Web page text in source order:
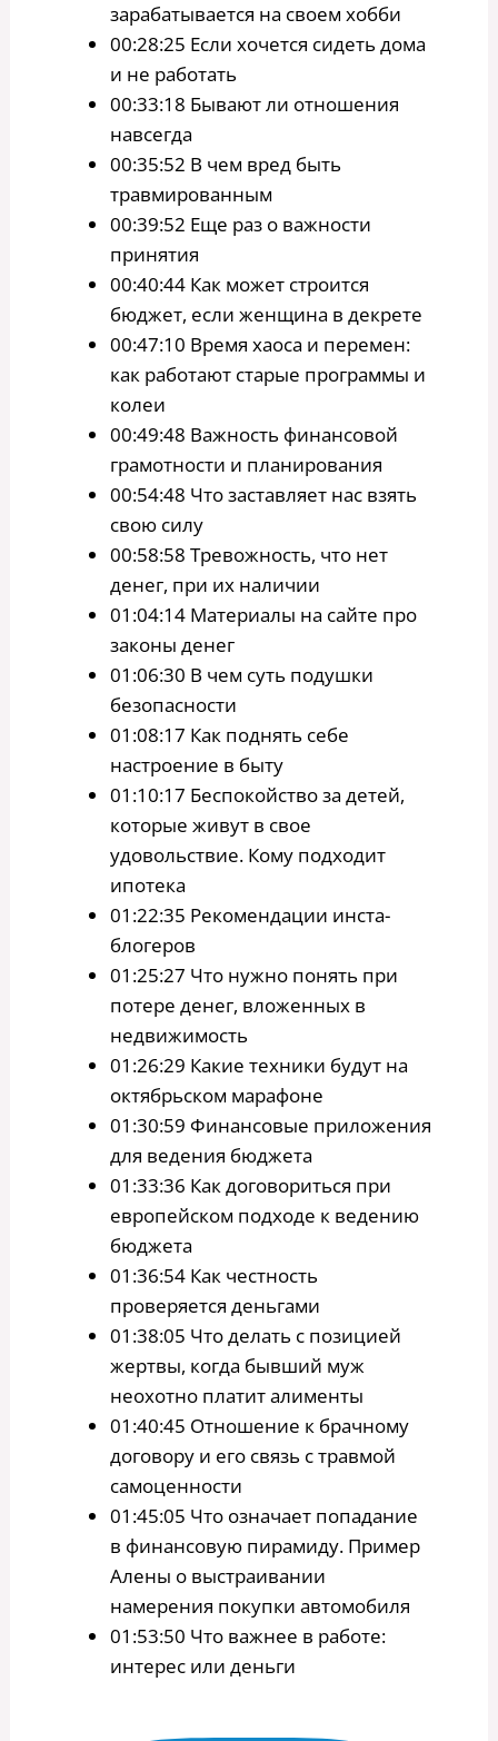
зарабатывается на своем хобби
00:28:25 Если хочется сидеть дома
и не работать
00:33:18 Бывают ли отношения
навсегда
00:35:52 В чем вред быть
травмированным
00:39:52 Еще раз о важности
принятия
00:40:44 Как может строится
бюджет, если женщина в декрете
00:47:10 Время хаоса и перемен:
как работают старые программы и
колеи
00:49:48 Важность финансовой
грамотности и планирования
00:54:48 Что заставляет нас взять
свою силу
00:58:58 Тревожность, что нет
денег, при их наличии
01:04:14 Материалы на сайте про
законы денег
01:06:30 В чем суть подушки
безопасности
01:08:17 Как поднять себе
настроение в быту
01:10:17 Беспокойство за детей,
которые живут в свое
удовольствие. Кому подходит
ипотека
01:22:35 Рекомендации инста-
блогеров
01:25:27 Что нужно понять при
потере денег, вложенных в
недвижимость
01:26:29 Какие техники будут на
октябрьском марафоне
01:30:59 Финансовые приложения
для ведения бюджета
01:33:36 Как договориться при
европейском подходе к ведению
бюджета
01:36:54 Как честность
проверяется деньгами
01:38:05 Что делать с позицией
жертвы, когда бывший муж
неохотно платит алименты
01:40:45 Отношение к брачному
договору и его связь с травмой
самоценности
01:45:05 Что означает попадание
в финансовую пирамиду. Пример
Алены о выстраивании
намерения покупки автомобиля
01:53:50 Что важнее в работе:
интерес или деньги